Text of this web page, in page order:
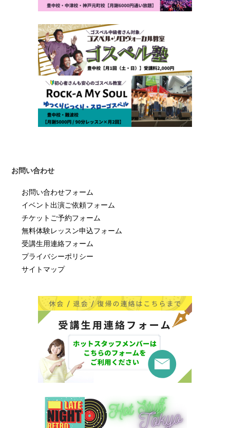
お問い合わせ
お問い合わせフォーム
イベント出演ご依頼フォーム
チケットご予約フォーム
無料体験レッスン申込フォーム
受講生用連絡フォーム
プライバシーポリシー
サイトマップ